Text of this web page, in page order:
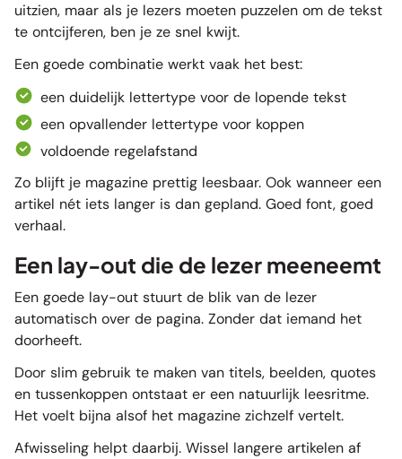
uitzien, maar als je lezers moeten puzzelen om de tekst
te ontcijferen, ben je ze snel kwijt.
Een goede combinatie werkt vaak het best:
een duidelijk lettertype voor de lopende tekst
een opvallender lettertype voor koppen
voldoende regelafstand
Zo blijft je magazine prettig leesbaar. Ook wanneer een
artikel nét iets langer is dan gepland. Goed font, goed
verhaal.
Een lay-out die de lezer meeneemt
Een goede lay-out stuurt de blik van de lezer
automatisch over de pagina. Zonder dat iemand het
doorheeft.
Door slim gebruik te maken van titels, beelden, quotes
en tussenkoppen ontstaat er een natuurlijk leesritme.
Het voelt bijna alsof het magazine zichzelf vertelt.
Afwisseling helpt daarbij. Wissel langere artikelen af